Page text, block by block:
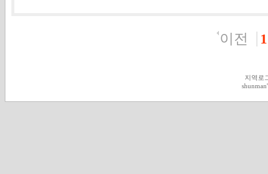
이전 1
지역로
shunman